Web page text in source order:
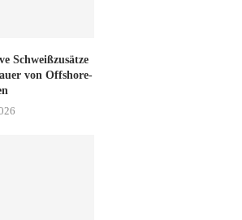
Schweißzusätze
von Offshore-